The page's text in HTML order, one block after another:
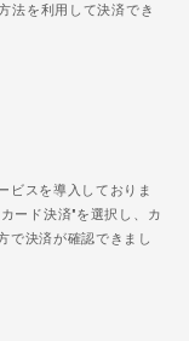
法を利用して決済でき
ビスを導入しておりま
ード決済"を選択し、カ
で決済が確認できまし